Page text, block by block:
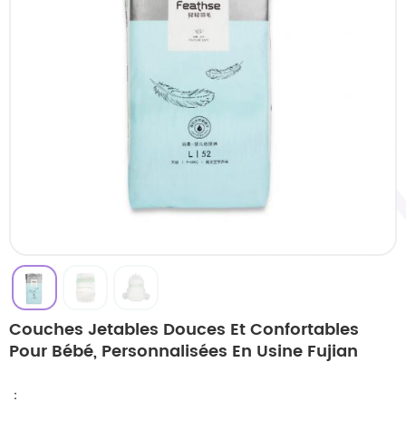
Couches Jetables Douces Et Confortables
Pour Bébé, Personnalisées En Usine Fujian
：